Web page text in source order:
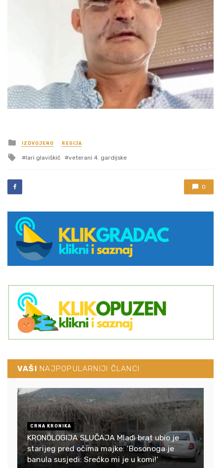
Posted
in
IZDVOJENO REGIJA
Tagged
lari glaviškić veterani 4. gardijske
0
VAŠI NAJPOPULARNIJI ČLANCI
CRNA KRONIKA
KRONOLOGIJA SLUČAJA Mlađi brat ubio je
starijeg pred očima majke: ‘Bosonoga je
banula susjedi: Srećko mi je u komi!‘